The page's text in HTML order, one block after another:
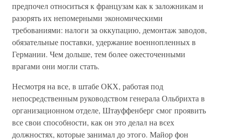
предпочел относиться к французам как к заложникам и
разорять их непомерными экономическими
требованиями: налоги за оккупацию, демонтаж заводов,
обязательные поставки, удержание военнопленных в
Германии. Чем дольше, тем более ожесточенными
врагами они могли стать.
Несмотря на все, в штабе ОКХ, работая под
непосредственным руководством генерала Ольбрихта в
организационном отделе, Штауффенберг смог проявить
все свои способности, как он это делал на всех
должностях, которые занимал до этого. Майор фон